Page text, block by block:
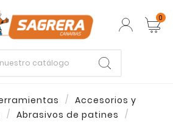
0
Accesorios y
Abrasivos de patines